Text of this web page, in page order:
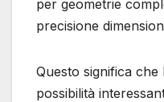
per geometrie
precisione
Questo significa
possibilità